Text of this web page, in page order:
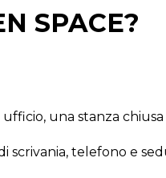
SPACE?
una stanza chiusa
telefono e